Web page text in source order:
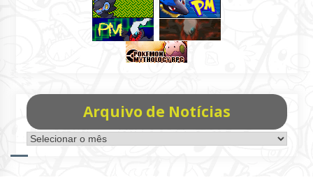
Arquivo de Notícias
Arquivo
de